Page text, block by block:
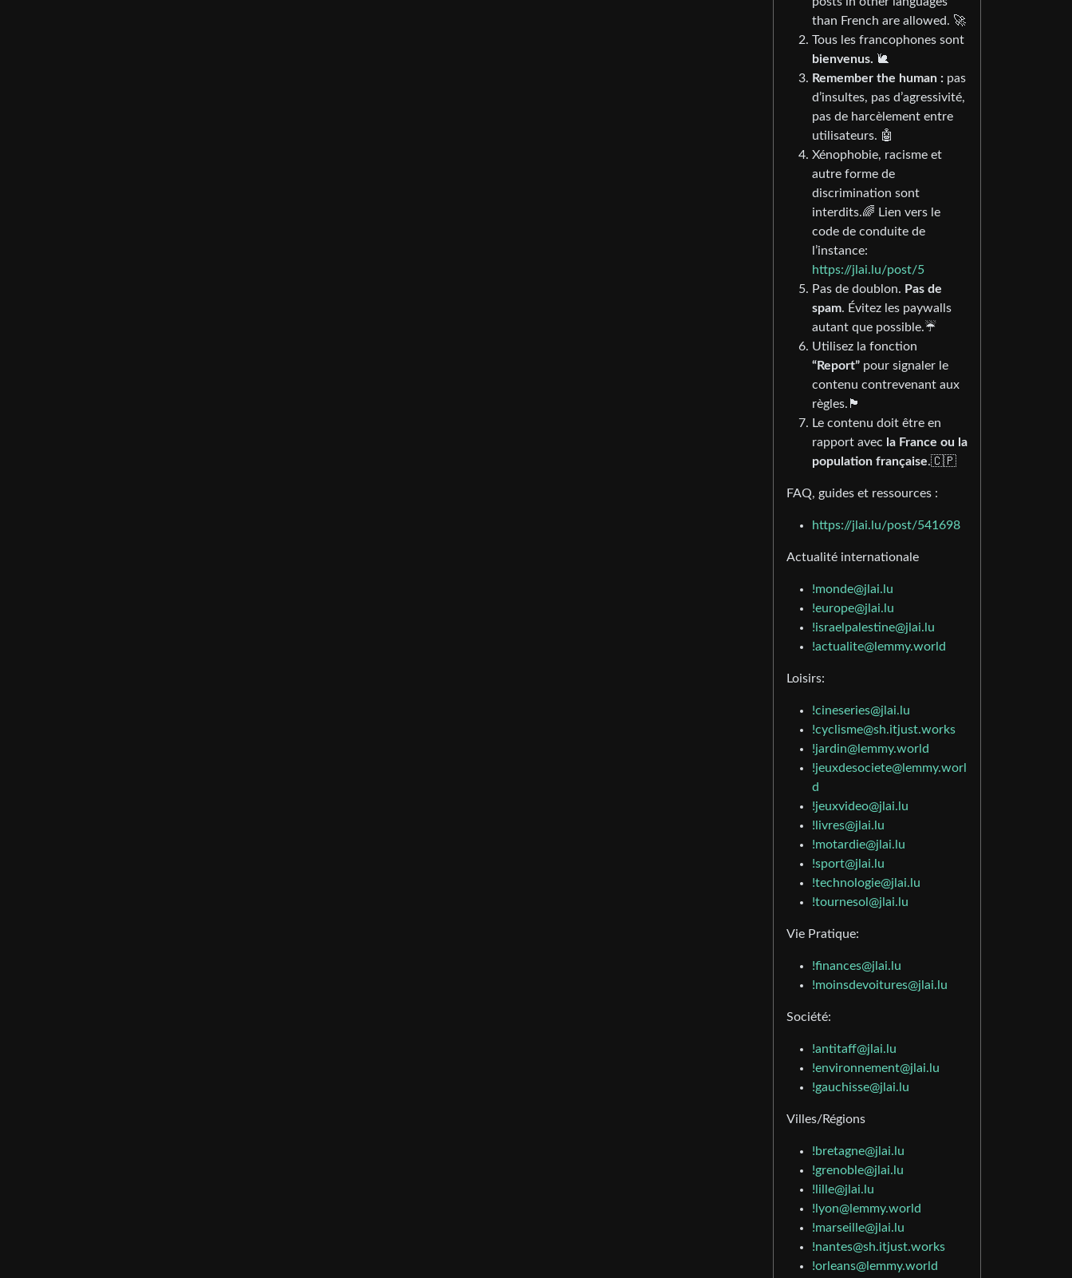
than French are allowed. 🚀
Tous les francophones sont
bienvenus. 🐌
Remember the human : pas
d’insultes, pas d’agressivité,
pas de harcèlement entre
utilisateurs. 🤖
Xénophobie, racisme et
autre forme de
discrimination sont
interdits.🌈 Lien vers le
code de conduite de
l’instance:
https://jlai.lu/post/5
Pas de doublon. Pas de
spam. Évitez les paywalls
autant que possible.☔
Utilisez la fonction
“Report” pour signaler le
contenu contrevenant aux
règles.🏴
Le contenu doit être en
rapport avec la France ou la
population française.🇨🇵
FAQ, guides et ressources :
https://jlai.lu/post/541698
Actualité internationale
!monde@jlai.lu
!europe@jlai.lu
!israelpalestine@jlai.lu
!actualite@lemmy.world
Loisirs:
!cineseries@jlai.lu
!cyclisme@sh.itjust.works
!jardin@lemmy.world
!jeuxdesociete@lemmy.worl
d
!jeuxvideo@jlai.lu
!livres@jlai.lu
!motardie@jlai.lu
!sport@jlai.lu
!technologie@jlai.lu
!tournesol@jlai.lu
Vie Pratique:
!finances@jlai.lu
!moinsdevoitures@jlai.lu
Société:
!antitaff@jlai.lu
!environnement@jlai.lu
!gauchisse@jlai.lu
Villes/Régions
!bretagne@jlai.lu
!grenoble@jlai.lu
!lille@jlai.lu
!lyon@lemmy.world
!marseille@jlai.lu
!nantes@sh.itjust.works
!orleans@lemmy.world